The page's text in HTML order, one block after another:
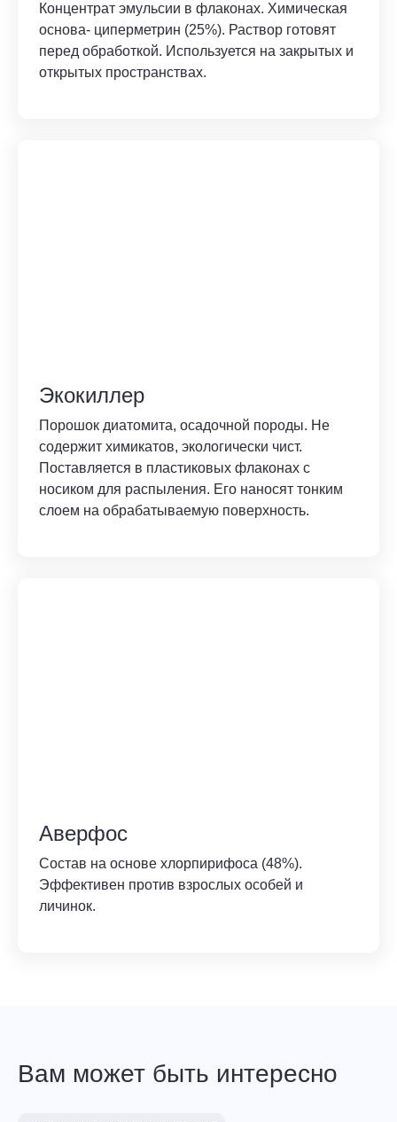
Концентрат эмульсии в флаконах. Химическая
основа- циперметрин (25%). Раствор готовят
перед обработкой. Используется на закрытых и
открытых пространствах.
Экокиллер
Порошок диатомита, осадочной породы. Не
содержит химикатов, экологически чист.
Поставляется в пластиковых флаконах с
носиком для распыления. Его наносят тонким
слоем на обрабатываемую поверхность.
Аверфос
Состав на основе хлорпирифоса (48%).
Эффективен против взрослых особей и
личинок.
Вам может быть интересно